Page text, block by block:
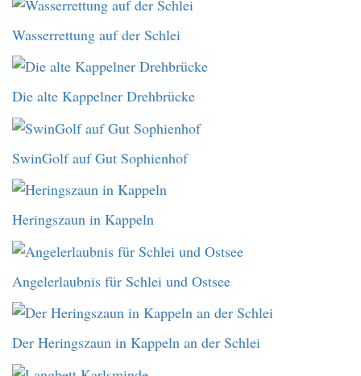
Wasserrettung auf der Schlei
Die alte Kappelner Drehbrücke
SwinGolf auf Gut Sophienhof
Heringszaun in Kappeln
Angelerlaubnis für Schlei und Ostsee
Der Heringszaun in Kappeln an der Schlei